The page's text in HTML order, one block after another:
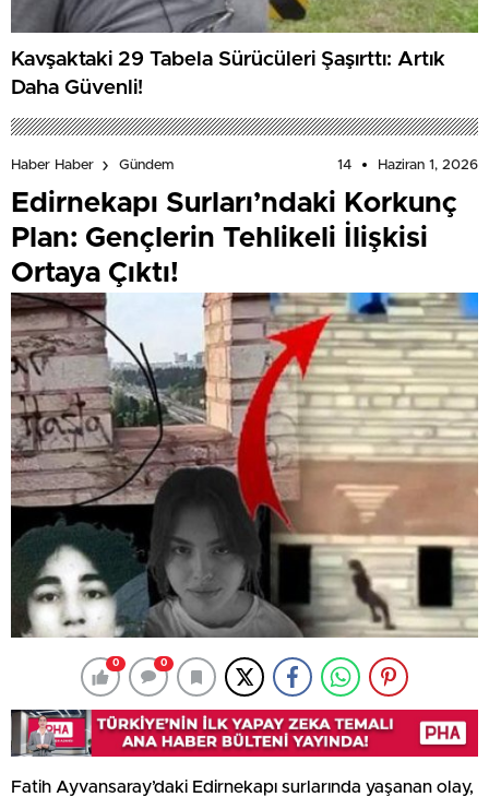
Kavşaktaki 29 Tabela Sürücüleri Şaşırttı: Artık
Daha Güvenli!
Haber Haber Gündem 14 Haziran 1, 2026
Edirnekapı Surları’ndaki Korkunç
Plan: Gençlerin Tehlikeli İlişkisi
Ortaya Çıktı!
0 0
Fatih Ayvansaray’daki Edirnekapı surlarında yaşanan olay,